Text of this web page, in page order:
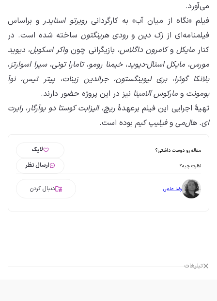
می‌آورد.
فیلم «نگاه از میان آب» به کارگردانیروبرتو اسنایدرو براساس
فیلمنامه‌ای از زک دینورودی هرینگتون ساخته شده است. در
کنار مایکل وکامرون داگلاس، بازیگرانی چون واکر اسکوبل، دیوید
مورس، مایکل استال-دیوید،خیمنا رومو،تامارا تونی،سیرا اسوارتز،
بلانکا گوئرا،بری لیوینگستون،جرالدین زینات، پیتر تیس،نوآ
بومونت و مارکوس آلامینا نیز در این پروژه حضور دارند.
تهیهٔ اجرایی این فیلم برعهدهٔریچ،الیزابت کوستا دو بوآرگار، رابرت
ای. هال‌می وفیلیپ کیم بوده است.
مقاله رو دوست داشتی؟ لایک
نظرت چیه؟ ارسال نظر
رضا علمی دنبال کردن
تبلیغات